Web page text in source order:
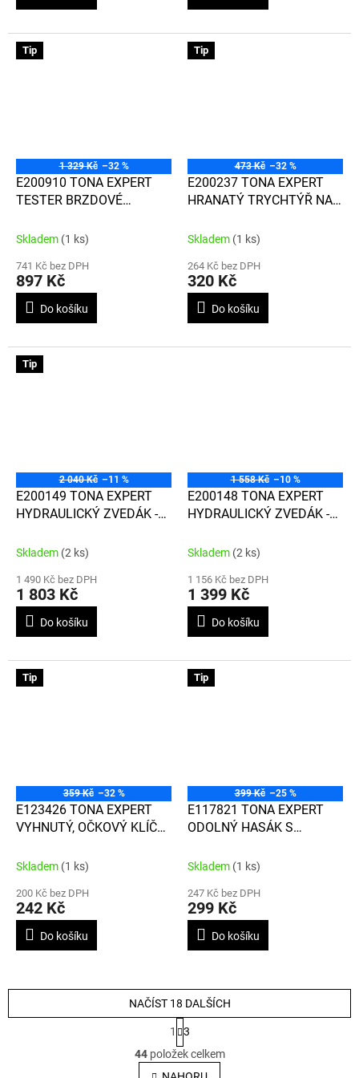
Tip
1 329 Kč –32 %
E200910 TONA EXPERT
TESTER BRZDOVÉ
Skladem (1 ks)
741 Kč bez DPH
897 Kč
Do košíku
Tip
473 Kč –32 %
E200237 TONA EXPERT
HRANATÝ TRYCHTÝŘ NA
Skladem (1 ks)
264 Kč bez DPH
320 Kč
Do košíku
Tip
2 040 Kč –11 %
E200149 TONA EXPERT
HYDRAULICKÝ ZVEDÁK -
TUN
Skladem (2 ks)
1 490 Kč bez DPH
1 803 Kč
Do košíku
1 558 Kč –10 %
E200148 TONA EXPERT
HYDRAULICKÝ ZVEDÁK -
TUN
Skladem (2 ks)
1 156 Kč bez DPH
1 399 Kč
Do košíku
Tip
359 Kč –32 %
E123426 TONA EXPERT
VYHNUTÝ, OČKOVÝ KLÍČ
838
Skladem (1 ks)
200 Kč bez DPH
242 Kč
Do košíku
Tip
399 Kč –25 %
E117821 TONA EXPERT
ODOLNÝ HASÁK S
Skladem (1 ks)
247 Kč bez DPH
299 Kč
Do košíku
O
v
NAČÍST 18 DALŠÍCH
S
t
r
á
1
3
44položek celkem